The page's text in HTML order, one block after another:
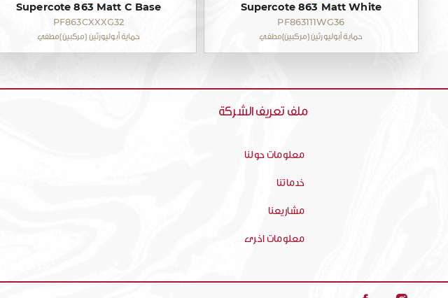
Supercote 863 Matt C Base
PF863CXXXG32
حماية أبوليورثين (مركبين)مطفي
Supercote 863 Matt White
PF863111WG36
حماية أبوليورثين (مركبين)مطفي
ملف تعريف الشركة
معلومات حولنا
خدماتنا
مشاريعنا
معلومات اخرى